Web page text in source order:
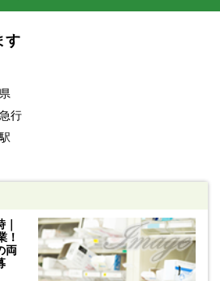
す
行
！
両